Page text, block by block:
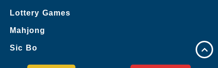
Lottery Games
Mahjong
Sic Bo
Eventos exclusivos